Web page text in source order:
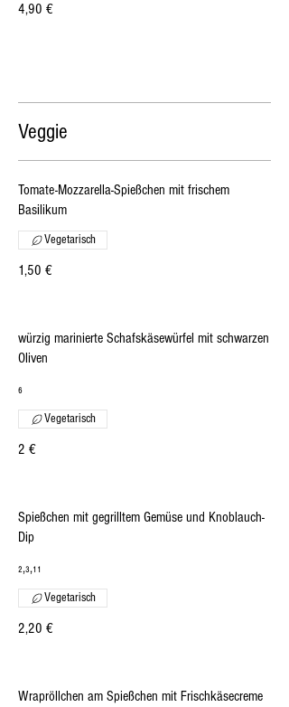
4,90 €
Veggie
Tomate-Mozzarella-Spießchen mit frischem
Basilikum
1,50 €
Vegetarisch
würzig marinierte Schafskäsewürfel mit schwarzen
Oliven
₆
2 €
Vegetarisch
Spießchen mit gegrilltem Gemüse und Knoblauch-
Dip
₂,₃,₁₁
2,20 €
Vegetarisch
Wrapröllchen am Spießchen mit Frischkäsecreme